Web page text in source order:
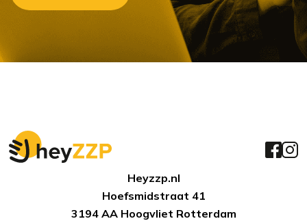
Heyzzp.nl
Hoefsmidstraat 41
3194 AA Hoogvliet Rotterdam